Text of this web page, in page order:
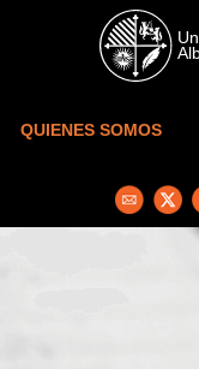
Skip to main content
QUIENES SOMOS